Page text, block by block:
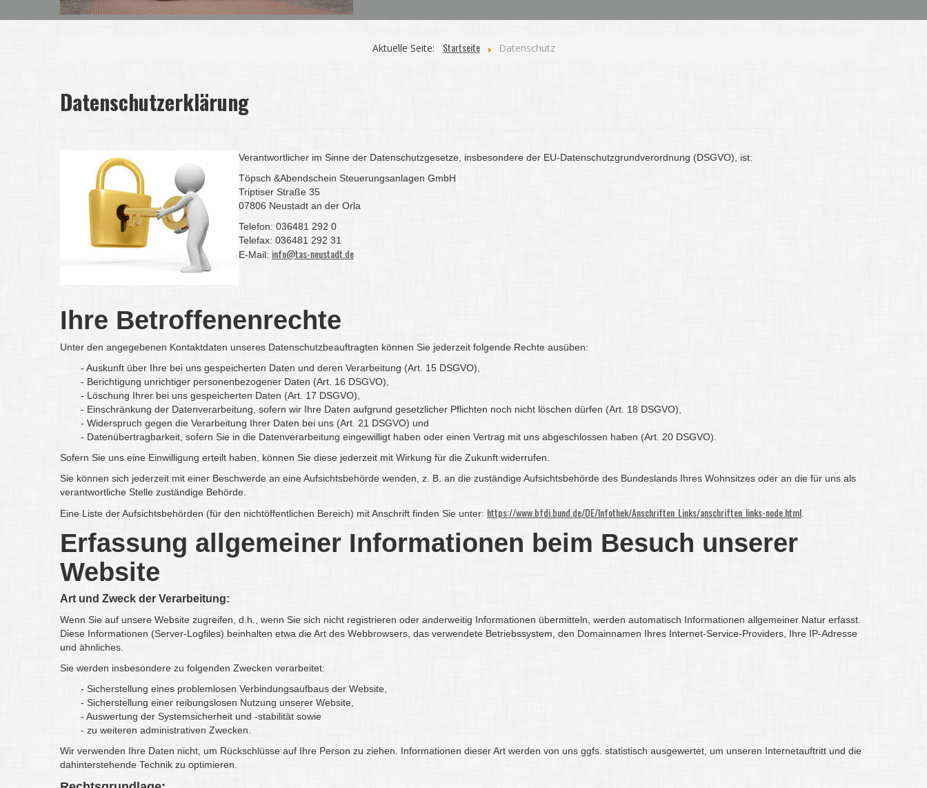
Aktuelle Seite: Startseite Datenschutz
Datenschutzerklärung
Verantwortlicher im Sinne der Datenschutzgesetze, insbesondere der EU-Datenschutzgrundverordnung (DSGVO), ist:
Töpsch &Abendschein Steuerungsanlagen GmbH
Triptiser Straße 35
07806 Neustadt an der Orla
Telefon: 036481 292 0
Telefax: 036481 292 31
E-Mail: info@tas-neustadt.de
Ihre Betroffenenrechte
Unter den angegebenen Kontaktdaten unseres Datenschutzbeauftragten können Sie jederzeit folgende Rechte ausüben:
- Auskunft über Ihre bei uns gespeicherten Daten und deren Verarbeitung (Art. 15 DSGVO),
- Berichtigung unrichtiger personenbezogener Daten (Art. 16 DSGVO),
- Löschung Ihrer bei uns gespeicherten Daten (Art. 17 DSGVO),
- Einschränkung der Datenverarbeitung, sofern wir Ihre Daten aufgrund gesetzlicher Pflichten noch nicht löschen dürfen (Art. 18 DSGVO),
- Widerspruch gegen die Verarbeitung Ihrer Daten bei uns (Art. 21 DSGVO) und
- Datenübertragbarkeit, sofern Sie in die Datenverarbeitung eingewilligt haben oder einen Vertrag mit uns abgeschlossen haben (Art. 20 DSGVO).
Sofern Sie uns eine Einwilligung erteilt haben, können Sie diese jederzeit mit Wirkung für die Zukunft widerrufen.
Sie können sich jederzeit mit einer Beschwerde an eine Aufsichtsbehörde wenden, z. B. an die zuständige Aufsichtsbehörde des Bundeslands Ihres Wohnsitzes oder an die für uns als
verantwortliche Stelle zuständige Behörde.
Eine Liste der Aufsichtsbehörden (für den nichtöffentlichen Bereich) mit Anschrift finden Sie unter: https://www.bfdi.bund.de/DE/Infothek/Anschriften_Links/anschriften_links-node.html
Erfassung allgemeiner Informationen beim Besuch unserer
Website
Art und Zweck der Verarbeitung:
Wenn Sie auf unsere Website zugreifen, d.h., wenn Sie sich nicht registrieren oder anderweitig Informationen übermitteln, werden automatisch Informationen allgemeiner Natur erfasst.
Diese Informationen (Server-Logfiles) beinhalten etwa die Art des Webbrowsers, das verwendete Betriebssystem, den Domainnamen Ihres Internet-Service-Providers, Ihre IP-Adresse
und ähnliches.
Sie werden insbesondere zu folgenden Zwecken verarbeitet:
- Sicherstellung eines problemlosen Verbindungsaufbaus der Website,
- Sicherstellung einer reibungslosen Nutzung unserer Website,
- Auswertung der Systemsicherheit und -stabilität sowie
- zu weiteren administrativen Zwecken.
Wir verwenden Ihre Daten nicht, um Rückschlüsse auf Ihre Person zu ziehen. Informationen dieser Art werden von uns ggfs. statistisch ausgewertet, um unseren Internetauftritt und die
dahinterstehende Technik zu optimieren.